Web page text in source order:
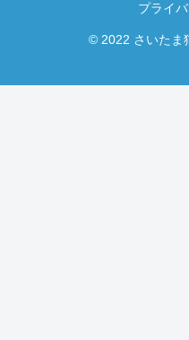
プライ
© 2022 さいた